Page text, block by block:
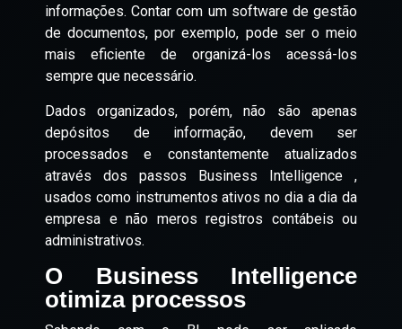
informações. Contar com um software de gestão
de documentos, por exemplo, pode ser o meio
mais eficiente de organizá-los acessá-los
sempre que necessário.
Dados organizados, porém, não são apenas
depósitos de informação, devem ser
processados e constantemente atualizados
através dos passos Business Intelligence ,
usados como instrumentos ativos no dia a dia da
empresa e não meros registros contábeis ou
administrativos.
O Business Intelligence
otimiza processos